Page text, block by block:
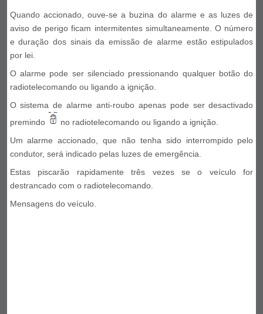
Quando accionado, ouve-se a buzina do alarme e as luzes de
aviso de perigo ficam intermitentes simultaneamente. O número
e duração dos sinais da emissão de alarme estão estipulados
por lei.
O alarme pode ser silenciado pressionando qualquer botão do
radiotelecomando ou ligando a ignição.
O sistema de alarme anti-roubo apenas pode ser desactivado
premindo
no radiotelecomando ou ligando a ignição.
Um alarme accionado, que não tenha sido interrompido pelo
condutor, será indicado pelas luzes de emergência.
Estas piscarão rapidamente três vezes se o veículo for
destrancado com o radiotelecomando.
Mensagens do veículo.